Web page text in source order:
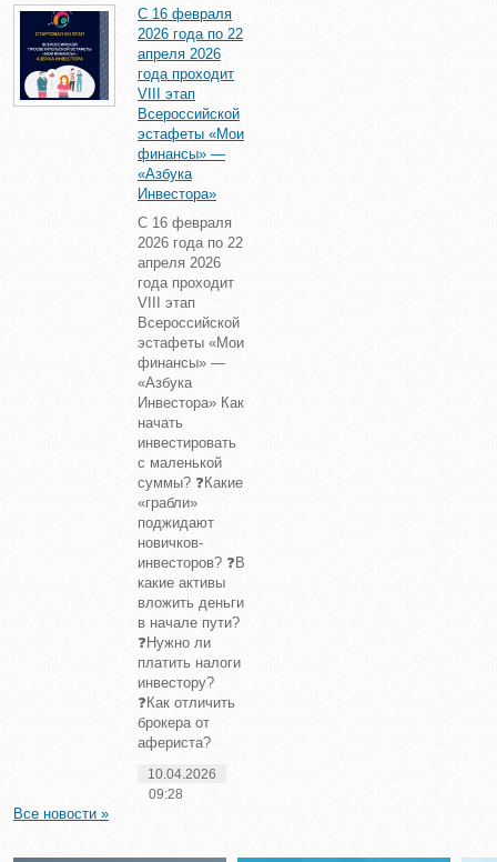
С 16 февраля
2026 года по 22
апреля 2026
года проходит
VIII этап
Всероссийской
эстафеты «Мои
финансы» —
«Азбука
Инвестора»
С 16 февраля
2026 года по 22
апреля 2026
года проходит
VIII этап
Всероссийской
эстафеты «Мои
финансы» —
«Азбука
Инвестора» Как
начать
инвестировать
с маленькой
суммы? ❓Какие
«грабли»
поджидают
новичков-
инвесторов? ❓В
какие активы
вложить деньги
в начале пути?
❓Нужно ли
платить налоги
инвестору?
❓Как отличить
брокера от
афериста?
10.04.2026
09:28
Все новости »